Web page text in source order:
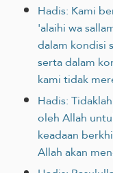
Hadis: Kami
'alaihi wa
dalam kondisi
serta dalam
kami tidak
Hadis:
oleh Allah
keadaan
Allah akan